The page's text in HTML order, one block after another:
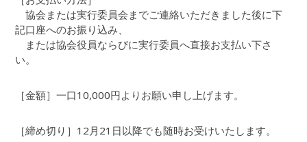
協会または実行委員会までご連絡いただきました後に下
記口座へのお振り込み、
または協会役員ならびに実行委員へ直接お支払い下さ
い。
［金額］一口10,000円よりお願い申し上げます。
［締め切り］12月21日以降でも随時お受けいたします。